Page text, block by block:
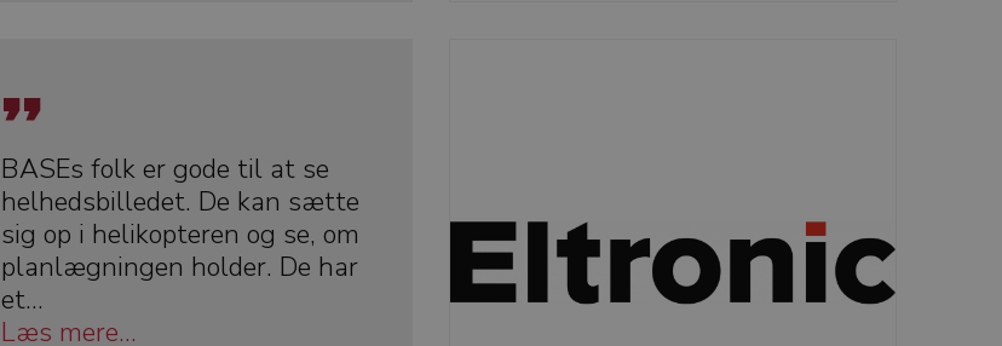
BASEs folk er gode til at se
helhedsbilledet. De kan sætte
sig op i helikopteren og se, om
planlægningen holder. De har
et...
Læs mere...